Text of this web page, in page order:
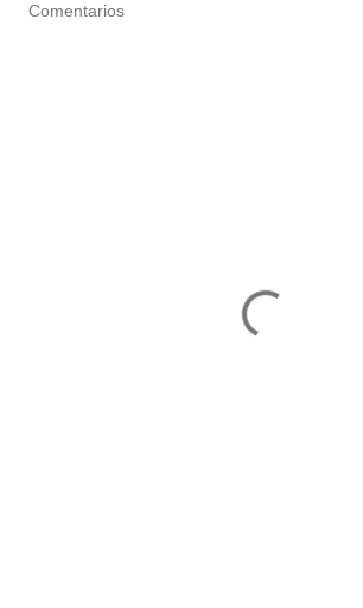
Comentarios